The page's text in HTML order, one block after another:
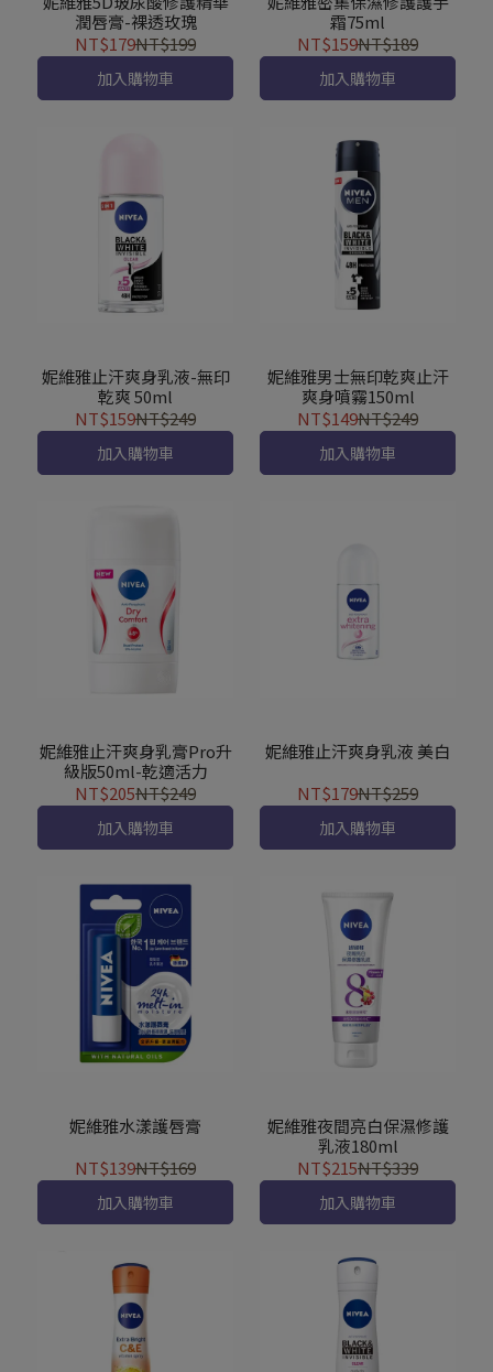
潤唇膏-裸透玫瑰
NT$179NT$199
加入購物車
霜75ml
NT$159NT$189
加入購物車
妮維雅止汗爽身乳液-無印
乾爽 50ml
NT$159NT$249
加入購物車
妮維雅男士無印乾爽止汗
爽身噴霧150ml
NT$149NT$249
加入購物車
妮維雅止汗爽身乳膏Pro升
級版50ml-乾適活力
NT$205NT$249
加入購物車
妮維雅止汗爽身乳液 美白
NT$179NT$259
加入購物車
妮維雅水漾護唇膏
NT$139NT$169
加入購物車
妮維雅夜間亮白保濕修護
乳液180ml
NT$215NT$339
加入購物車